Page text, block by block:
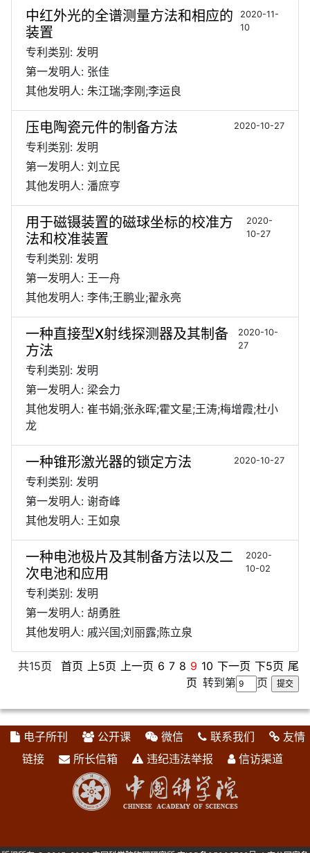
中红外光的全谱测量方法和相应的
装置
2020-11-
10
专利类别: 发明
第一发明人: 张佳
其他发明人: 朱江瑞;李刚;李运良
压电陶瓷元件的制备方法 2020-10-27
专利类别: 发明
第一发明人: 刘立民
其他发明人: 潘庶亨
用于磁镊装置的磁球坐标的校准方
法和校准装置
2020-
10-27
专利类别: 发明
第一发明人: 王一舟
其他发明人: 李伟;王鹏业;翟永亮
一种直接型X射线探测器及其制备
方法
2020-10-
27
专利类别: 发明
第一发明人: 梁会力
其他发明人: 崔书娟;张永晖;霍文星;王涛;梅增霞;杜小
龙
一种锥形激光器的锁定方法 2020-10-27
专利类别: 发明
第一发明人: 谢奇峰
其他发明人: 王如泉
一种电池极片及其制备方法以及二
次电池和应用
2020-
10-02
专利类别: 发明
第一发明人: 胡勇胜
其他发明人: 戚兴国;刘丽露;陈立泉
共15页 首页 上5页 上一页 6 7 8 9 10 下一页 下5页 尾
页 转到第 页
电子所刊 公开课 微信 联系我们
友情
链接
所长信箱 违纪违法举报 信访渠道